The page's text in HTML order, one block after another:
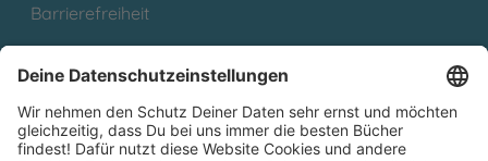
Barrierefreiheit
Partnerprogramm (Affiliate)